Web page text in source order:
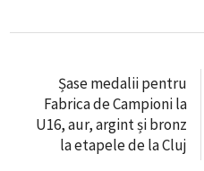
Șase medalii pentru
Fabrica de Campioni la
U16, aur, argint și bronz
la etapele de la Cluj